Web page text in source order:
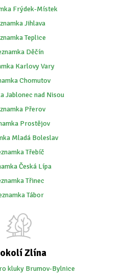
Frýdek-Místek
Jihlava
Teplice
Děčín
Karlovy Vary
Chomutov
Jablonec nad Nisou
Přerov
Prostějov
Mladá Boleslav
Třebíč
Česká Lípa
Třinec
Tábor
Zlína
kluky Brumov-Bylnice